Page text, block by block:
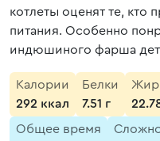
котлеты оценят те, кто
питания. Особенно
индюшиного фарша
Калории
292 ккал
Белки
7.51 г
Общее время